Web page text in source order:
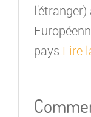
pays.Lire